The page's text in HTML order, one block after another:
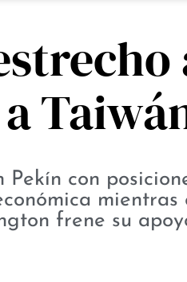
con
mientras
frene su